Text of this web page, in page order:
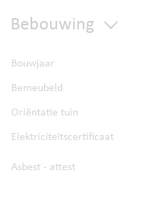
Bebouwing
Bouwjaar
Bemeubeld
Oriëntatie tuin
Elektriciteitscertificaat
Asbest - attest